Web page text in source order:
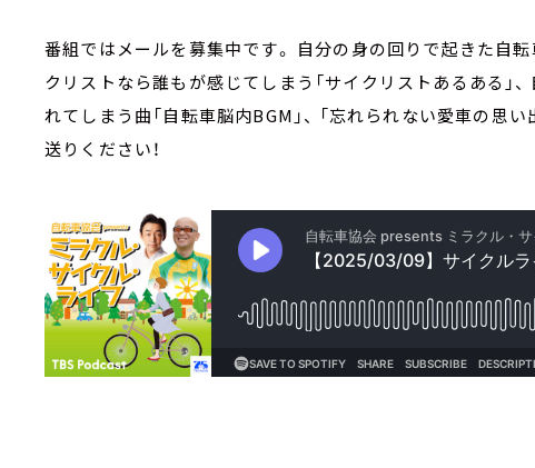
番組ではメールを募集中です。 自分の身の回りで起きた自転
クリストなら誰もが感じてしまう「サイクリストあるある」
れてしまう曲「自転車脳内BGM」、 「忘れられない愛車の思い
送りください！